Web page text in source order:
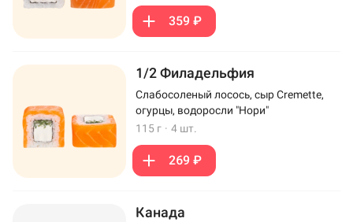
359 ₽
1/2 Филадельфия
Слабосоленый лосось, сыр Cremette,
огурцы, водоросли "Нори"
115 г · 4 шт.
269 ₽
Канада